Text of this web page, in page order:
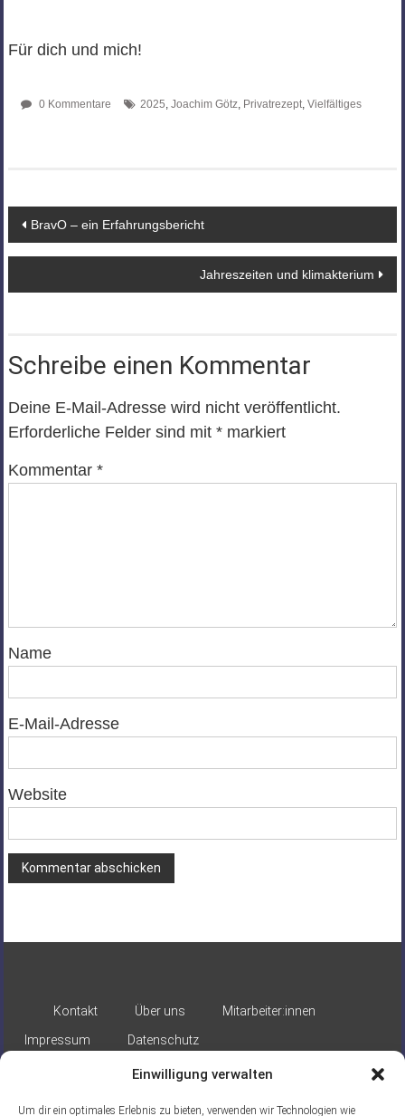
Einwilligung verwalten
Um dir ein optimales Erlebnis zu bieten, verwenden wir Technologien wie
Für dich und mich!
0 Kommentare 2025, Joachim Götz, Privatrezept, Vielfältiges
Beitragsnavigation
BravO – ein Erfahrungsbericht
Jahreszeiten und klimakterium
Schreibe einen Kommentar
Deine E-Mail-Adresse wird nicht veröffentlicht.
Erforderliche Felder sind mit *markiert
Kommentar *
Name
E-Mail-Adresse
Website
Kontakt Über uns
Mitarbeiter:innen
Impressum
Datenschutz